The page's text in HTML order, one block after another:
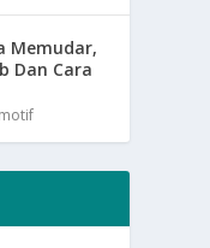
Memudar,
Dan Cara